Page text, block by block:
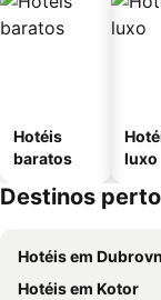
Hotéis
baratos
luxo
Destinos
Hotéis em
Hotéis em Kotor